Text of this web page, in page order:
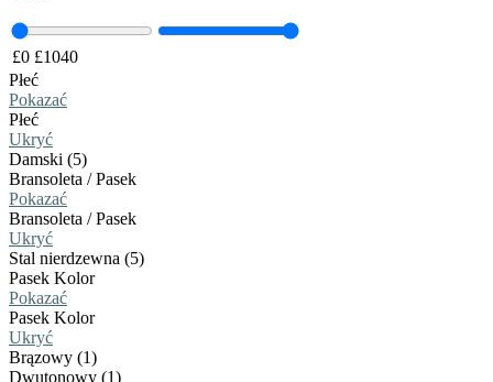
£0 £1040
Płeć
Pokazać
Płeć
Ukryć
Damski (5)
Bransoleta / Pasek
Pokazać
Bransoleta / Pasek
Ukryć
Stal nierdzewna (5)
Pasek Kolor
Pokazać
Pasek Kolor
Ukryć
Brązowy (1)
Dwutonowy (1)